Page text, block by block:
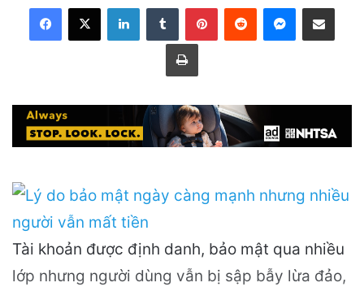
LinkedInTumblr PinterestReddit Messenger
Share via Email
Print
Tài khoản được định danh, bảo mật qua nhiều
lớp nhưng người dùng vẫn bị sập bẫy lừa đảo,